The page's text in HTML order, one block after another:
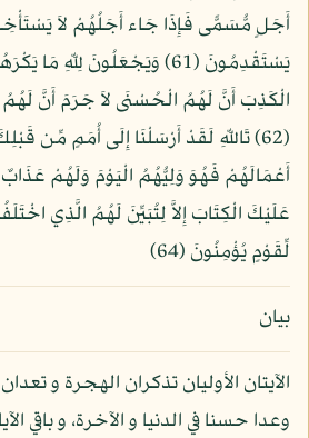
أَجَلٍ مُّسَمًّى فَإِذَا جَاء أَجَلُهُمْ لاَ
يَسْتَقْدِمُونَ (61) وَيَجْعَلُونَ
الْكَذِبَ أَنَّ لَهُمُ الْحُسْنَى لاَ جَرَمَ أَنَّ لَهُمُ
(62) تَاللّهِ لَقَدْ أَرْسَلْنَا إِلَى أُمَمٍ مِّن
عَلَيْكَ الْكِتَابَ إِلاَّ لِتُبَيِّنَ لَهُمُ الَّذِي
لِّقَوْمٍ يُؤْمِنُونَ (64)
بيان
الآيتان الأوليان تذكران الهجرة و
وعدا حسنا في الدنيا و الآخرة، و باقي